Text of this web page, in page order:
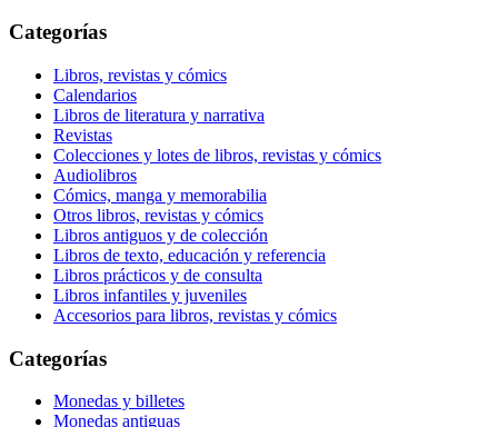
Categorías
Libros, revistas y cómics
Calendarios
Libros de literatura y narrativa
Revistas
Colecciones y lotes de libros, revistas y cómics
Audiolibros
Cómics, manga y memorabilia
Otros libros, revistas y cómics
Libros antiguos y de colección
Libros de texto, educación y referencia
Libros prácticos y de consulta
Libros infantiles y juveniles
Accesorios para libros, revistas y cómics
Categorías
Monedas y billetes
Monedas antiguas